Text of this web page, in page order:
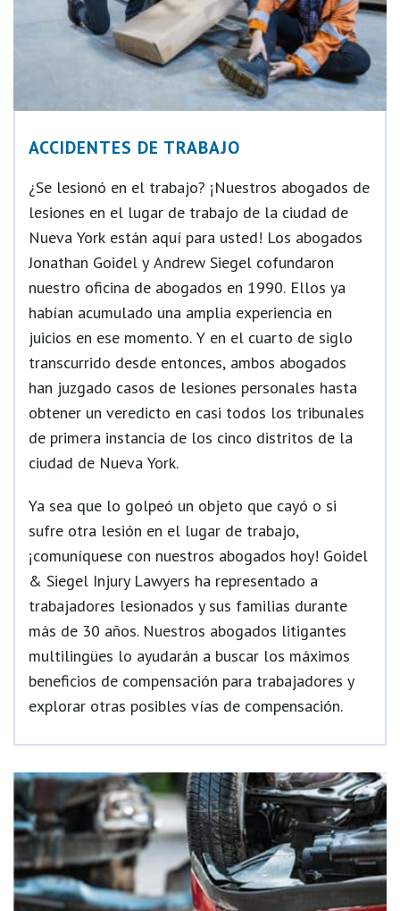
ACCIDENTES DE TRABAJO
¿Se lesionó en el trabajo? ¡Nuestros abogados de
lesiones en el lugar de trabajo de la ciudad de
Nueva York están aquí para usted! Los abogados
Jonathan Goidel y Andrew Siegel cofundaron
nuestro oficina de abogados en 1990. Ellos ya
habían acumulado una amplia experiencia en
juicios en ese momento. Y en el cuarto de siglo
transcurrido desde entonces, ambos abogados
han juzgado casos de lesiones personales hasta
obtener un veredicto en casi todos los tribunales
de primera instancia de los cinco distritos de la
ciudad de Nueva York.
Ya sea que lo golpeó un objeto que cayó o si
sufre otra lesión en el lugar de trabajo,
¡comuníquese con nuestros abogados hoy! Goidel
& Siegel Injury Lawyers ha representado a
trabajadores lesionados y sus familias durante
más de 30 años. Nuestros abogados litigantes
multilingües lo ayudarán a buscar los máximos
beneficios de compensación para trabajadores y
explorar otras posibles vías de compensación.